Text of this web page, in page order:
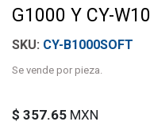
G1000 Y CY-
CY-B1000SOFT
Se vende por pieza.
$ 357.65 MXN